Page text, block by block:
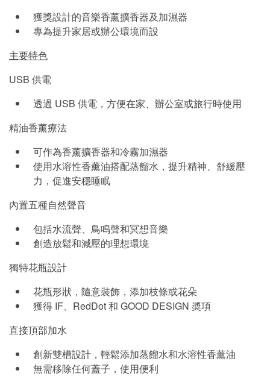
獲獎設計的音樂香薰擴香器及加濕器
專為提升家居或辦公環境而設
主要特色
USB 供電
透過 USB 供電，方便在家、辦公室或旅行時使用
精油香薰療法
可作為香薰擴香器和冷霧加濕器
使用水溶性香薰油搭配蒸餾水，提升精神、舒緩壓
力，促進安穩睡眠
內置五種自然聲音
包括水流聲、鳥鳴聲和冥想音樂
創造放鬆和減壓的理想環境
獨特花瓶設計
花瓶形狀，隨意裝飾，添加枝條或花朵
獲得 IF、RedDot 和 GOOD DESIGN 奬項
直接頂部加水
創新雙槽設計，輕鬆添加蒸餾水和水溶性香薰油
無需移除任何蓋子，使用便利